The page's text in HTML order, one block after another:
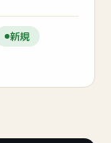
新規